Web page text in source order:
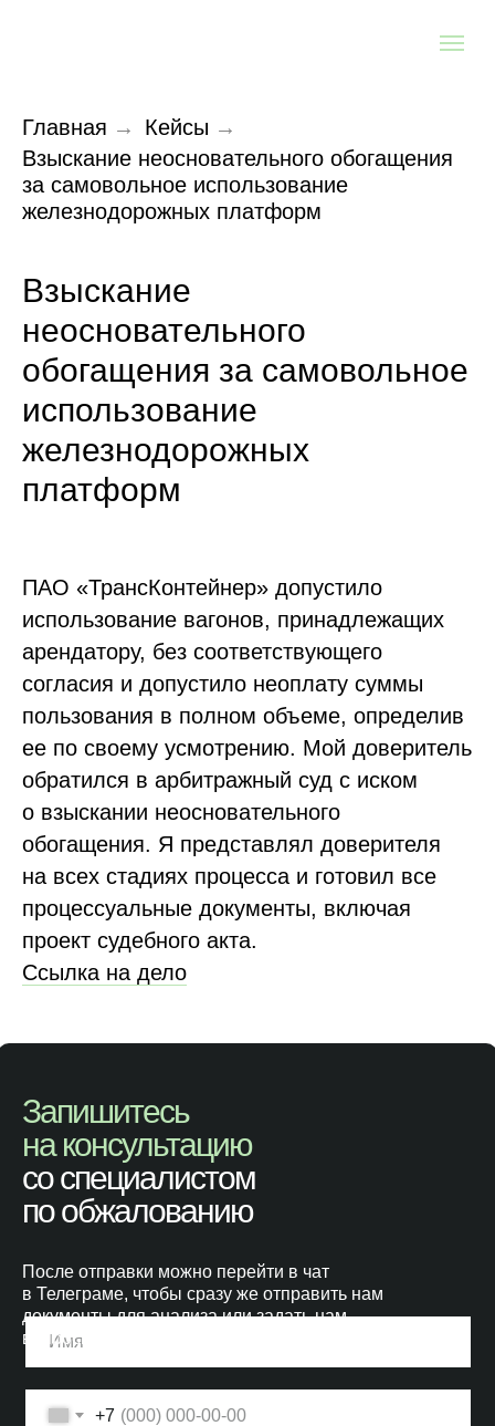
Главная → Кейсы →
Взыскание неосновательного обогащения
за самовольное использование
железнодорожных платформ
Взыскание
неосновательного
обогащения за самовольное
использование
железнодорожных
платформ
ПАО «ТрансКонтейнер» допустило
использование вагонов, принадлежащих
арендатору, без соответствующего
согласия и допустило неоплату суммы
пользования в полном объеме, определив
ее по своему усмотрению. Мой доверитель
обратился в арбитражный суд с иском
о взыскании неосновательного
обогащения. Я представлял доверителя
на всех стадиях процесса и готовил все
процессуальные документы, включая
проект судебного акта.
Ссылка на дело
+7
После отправки можно перейти в чат
в Телеграме, чтобы сразу же отправить нам
документы для анализа или задать нам
вопросы.
Запишитесь
на консультацию
со специалистом
по обжалованию